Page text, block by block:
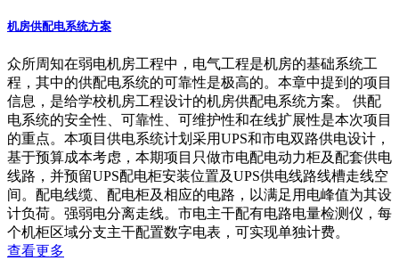
机房供配电系统方案
众所周知在弱电机房工程中，电气工程是机房的基础系统工
程，其中的供配电系统的可靠性是极高的。本章中提到的项目
信息，是给学校机房工程设计的机房供配电系统方案。 供配
电系统的安全性、可靠性、可维护性和在线扩展性是本次项目
的重点。本项目供电系统计划采用UPS和市电双路供电设计，
基于预算成本考虑，本期项目只做市电配电动力柜及配套供电
线路，并预留UPS配电柜安装位置及UPS供电线路线槽走线空
间。配电线缆、配电柜及相应的电路，以满足用电峰值为其设
计负荷。强弱电分离走线。市电主干配有电路电量检测仪，每
个机柜区域分支主干配置数字电表，可实现单独计费。
查看更多